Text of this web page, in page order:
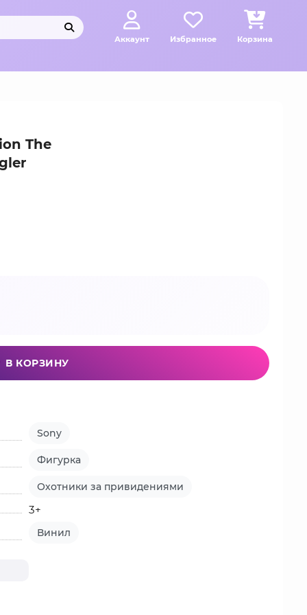
Аккаунт Избранное Корзина
The
В КОРЗИНУ
Sony
Фигурка
Охотники за привидениями
3+
Винил